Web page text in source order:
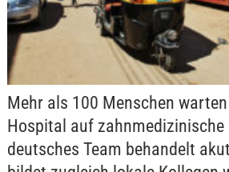
Mehr als 100 Menschen
Hospital auf zahnmedizinische
deutsches Team behandelt